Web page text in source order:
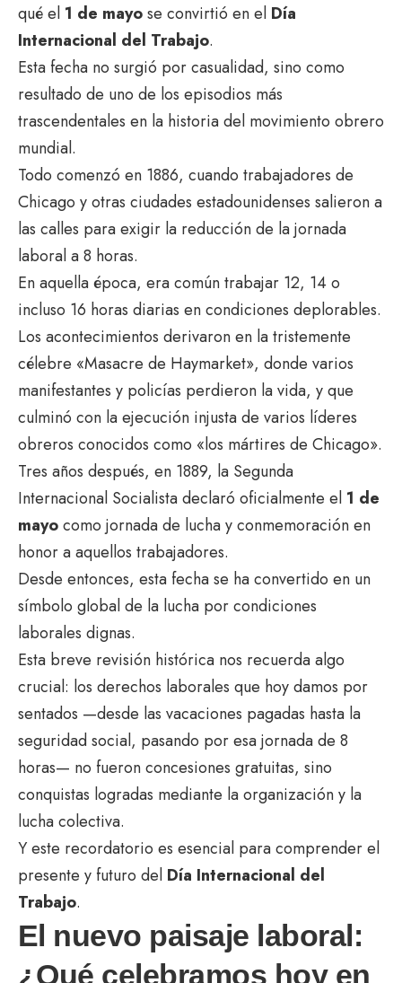
qué el 1 de mayose convirtió en el Día
Internacional del Trabajo.
Esta fecha no surgió por casualidad, sino como
resultado de uno de los episodios más
trascendentales en la historia del movimiento obrero
mundial.
Todo comenzó en 1886, cuando trabajadores de
Chicago y otras ciudades estadounidenses salieron a
las calles para exigir la reducción de la jornada
laboral a 8 horas.
En aquella época, era común trabajar 12, 14 o
incluso 16 horas diarias en condiciones deplorables.
Los acontecimientos derivaron en la tristemente
célebre «Masacre de Haymarket», donde varios
manifestantes y policías perdieron la vida, y que
culminó con la ejecución injusta de varios líderes
obreros conocidos como «los mártires de Chicago».
Tres años después, en 1889, la Segunda
Internacional Socialista declaró oficialmente el 1 de
mayocomo jornada de lucha y conmemoración en
honor a aquellos trabajadores.
Desde entonces, esta fecha se ha convertido en un
símbolo global de la lucha por condiciones
laborales dignas.
Esta breve revisión histórica nos recuerda algo
crucial: los derechos laborales que hoy damos por
sentados —desde las vacaciones pagadas hasta la
seguridad social, pasando por esa jornada de 8
horas— no fueron concesiones gratuitas, sino
conquistas logradas mediante la organización y la
lucha colectiva.
Y este recordatorio es esencial para comprender el
presente y futuro del Día Internacional del
Trabajo.
El nuevo paisaje laboral:
¿Qué celebramos hoy en